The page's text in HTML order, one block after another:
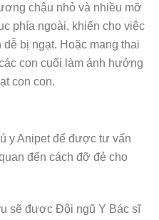
chậu nhỏ và nhiều mỡ
phía ngoài, khiến cho việc
bị ngạt. Hoặc mang thai
con cuối làm ảnh hưởng
con con.
y Anipet để được tư vấn
đến cách đỡ đẻ cho
sẽ được Đội ngũ Y Bác sĩ